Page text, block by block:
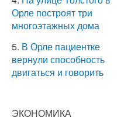
Орле построят три
многоэтажных дома
5. В Орле пациентке
вернули способность
двигаться и говорить
ЭКОНОМИКА